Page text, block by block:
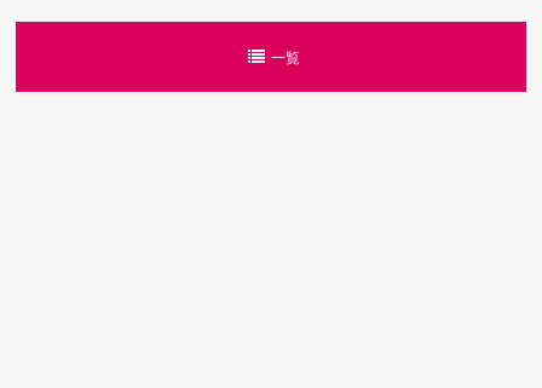
一覧